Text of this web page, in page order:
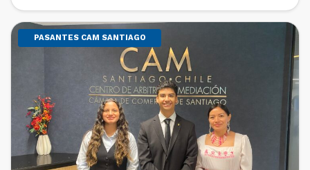
la CCS, Carlos Soublette, sostuvieron un encuentro […]
PASANTES CAM SANTIAGO